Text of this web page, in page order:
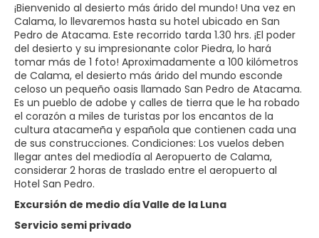
¡Bienvenido al desierto más árido del mundo! Una vez en
Calama, lo llevaremos hasta su hotel ubicado en San
Pedro de Atacama. Este recorrido tarda 1.30 hrs. ¡El poder
del desierto y su impresionante color Piedra, lo hará
tomar más de 1 foto! Aproximadamente a 100 kilómetros
de Calama, el desierto más árido del mundo esconde
celoso un pequeño oasis llamado San Pedro de Atacama.
Es un pueblo de adobe y calles de tierra que le ha robado
el corazón a miles de turistas por los encantos de la
cultura atacameña y española que contienen cada una
de sus construcciones. Condiciones: Los vuelos deben
llegar antes del mediodía al Aeropuerto de Calama,
considerar 2 horas de traslado entre el aeropuerto al
Hotel San Pedro.
Excursión de medio día Valle de la Luna
Servicio semi privado